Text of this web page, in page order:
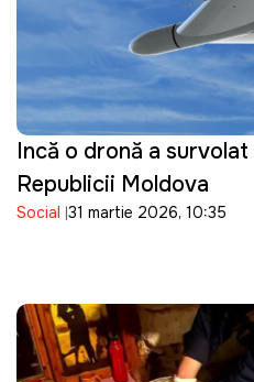
Incă o dronă a
Republicii Moldova
Social 31 martie 2026, 10:35